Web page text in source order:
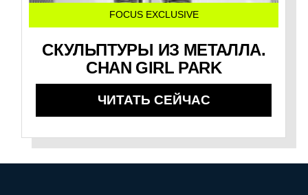
FOCUS EXCLUSIVE
СКУЛЬПТУРЫ ИЗ МЕТАЛЛА.
CHAN GIRL PARK
ЧИТАТЬ СЕЙЧАС